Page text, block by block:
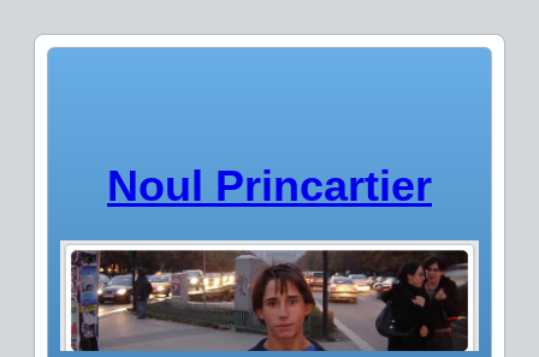
Noul Princartier